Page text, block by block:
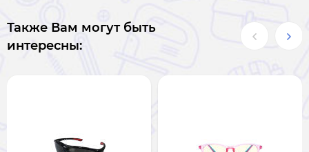
Также Вам могут быть
интересны: